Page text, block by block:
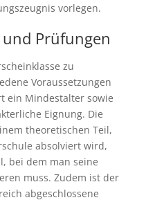
vorlegen.
Prüfungen
zu
Voraussetzungen
ein Mindestalter sowie
Eignung. Die
theoretischen Teil,
absolviert wird,
bei dem man seine
muss. Zudem ist der
abgeschlossene